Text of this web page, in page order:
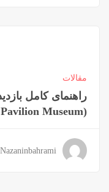
مقالات
راهنمای کامل
(Golden Pavilion Museum)
Nazaninbahrami